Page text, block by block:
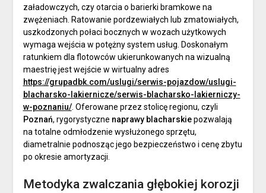
załadowczych, czy otarcia o barierki bramkowe na
zwężeniach. Ratowanie pordzewiałych lub zmatowiałych,
uszkodzonych połaci bocznych w wozach użytkowych
wymaga wejścia w potężny system usług. Doskonałym
ratunkiem dla flotowców ukierunkowanych na wizualną
maestrię jest wejście w wirtualny adres
https://grupadbk.com/uslugi/serwis-pojazdow/uslugi-
blacharsko-lakiernicze/serwis-blacharsko-lakierniczy-
w-poznaniu/. Oferowane przez stolicę regionu, czyli
Poznań, rygorystyczne naprawy blacharskiepozwalają
na totalne odmłodzenie wysłużonego sprzętu,
diametralnie podnosząc jego bezpieczeństwo i cenę zbytu
po okresie amortyzacji.
Metodyka zwalczania głębokiej korozji